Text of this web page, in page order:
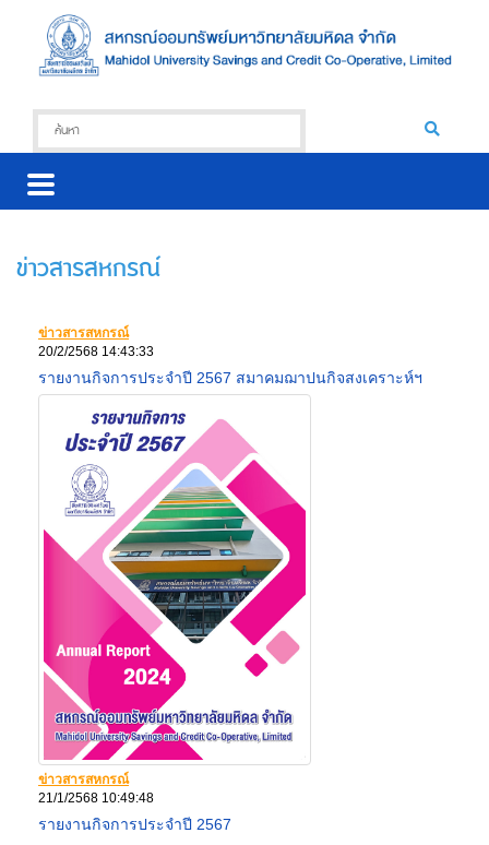
ข่าวสารสหกรณ์
ข่าวสารสหกรณ์
20/2/2568 14:43:33
รายงานกิจการประจำปี 2567 สมาคมฌาปนกิจสงเคราะห์ฯ
ข่าวสารสหกรณ์
21/1/2568 10:49:48
รายงานกิจการประจำปี 2567